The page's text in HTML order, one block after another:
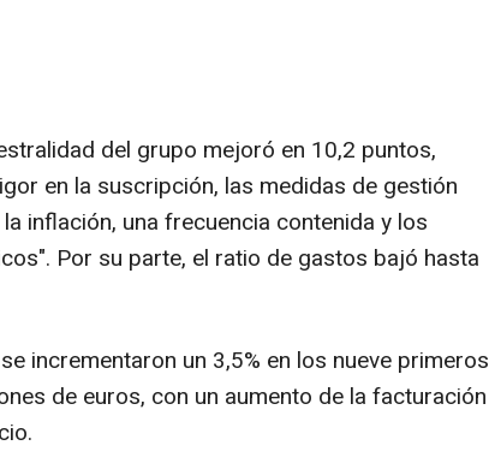
del grupo mejoró en 10,2 puntos,
en la suscripción, las medidas de gestión
inflación, una frecuencia contenida y los
Por su parte, el ratio de gastos bajó hasta
incrementaron un 3,5% en los nueve primeros
de euros, con un aumento de la facturación